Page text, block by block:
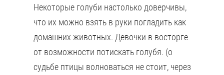
Некоторые голуби настолько доверчивы,
что их можно взять в руки погладить как
домашних животных. Девочки в восторге
от возможности потискать голубя. (о
судьбе птицы волноваться не стоит, через